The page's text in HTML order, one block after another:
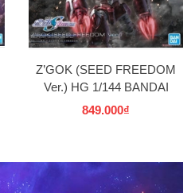
Z’GOK (SEED FREEDOM
Ver.) HG 1/144 BANDAI
849.000₫